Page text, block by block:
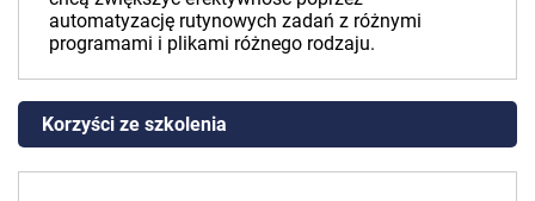
automatyzację rutynowych zadań z różnymi
programami i plikami różnego rodzaju.
Korzyści ze szkolenia